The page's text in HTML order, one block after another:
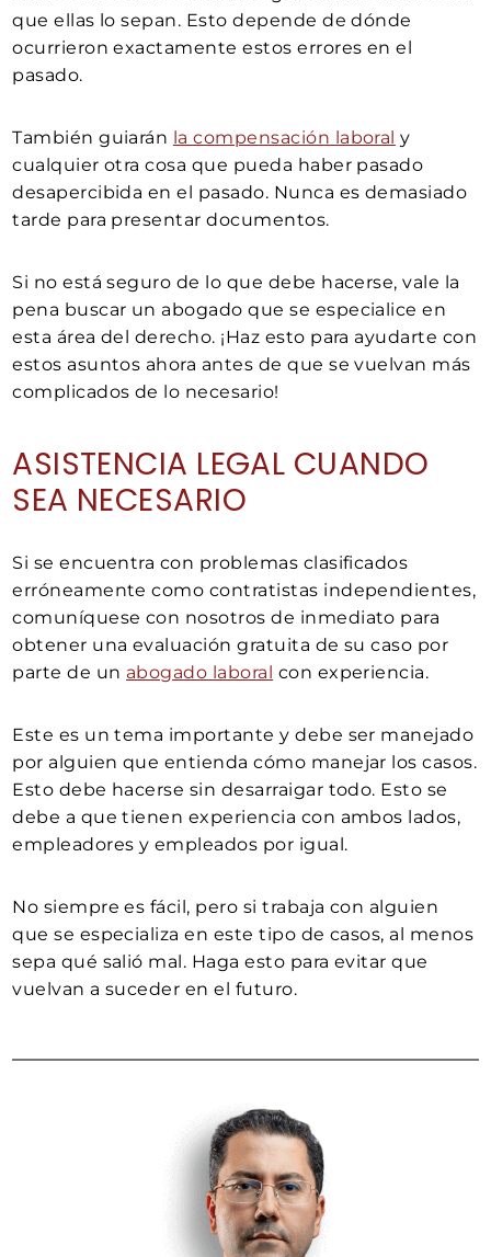
que ellas lo sepan. Esto depende de dónde
ocurrieron exactamente estos errores en el
pasado.
También guiarán la compensación laboral y
cualquier otra cosa que pueda haber pasado
desapercibida en el pasado. Nunca es demasiado
tarde para presentar documentos.
Si no está seguro de lo que debe hacerse, vale la
pena buscar un abogado que se especialice en
esta área del derecho. ¡Haz esto para ayudarte con
estos asuntos ahora antes de que se vuelvan más
complicados de lo necesario!
ASISTENCIA LEGAL CUANDO
SEA NECESARIO
Si se encuentra con problemas clasificados
erróneamente como contratistas independientes,
comuníquese con nosotros de inmediato para
obtener una evaluación gratuita de su caso por
parte de un abogado laboral con experiencia.
Este es un tema importante y debe ser manejado
por alguien que entienda cómo manejar los casos.
Esto debe hacerse sin desarraigar todo. Esto se
debe a que tienen experiencia con ambos lados,
empleadores y empleados por igual.
No siempre es fácil, pero si trabaja con alguien
que se especializa en este tipo de casos, al menos
sepa qué salió mal. Haga esto para evitar que
vuelvan a suceder en el futuro.